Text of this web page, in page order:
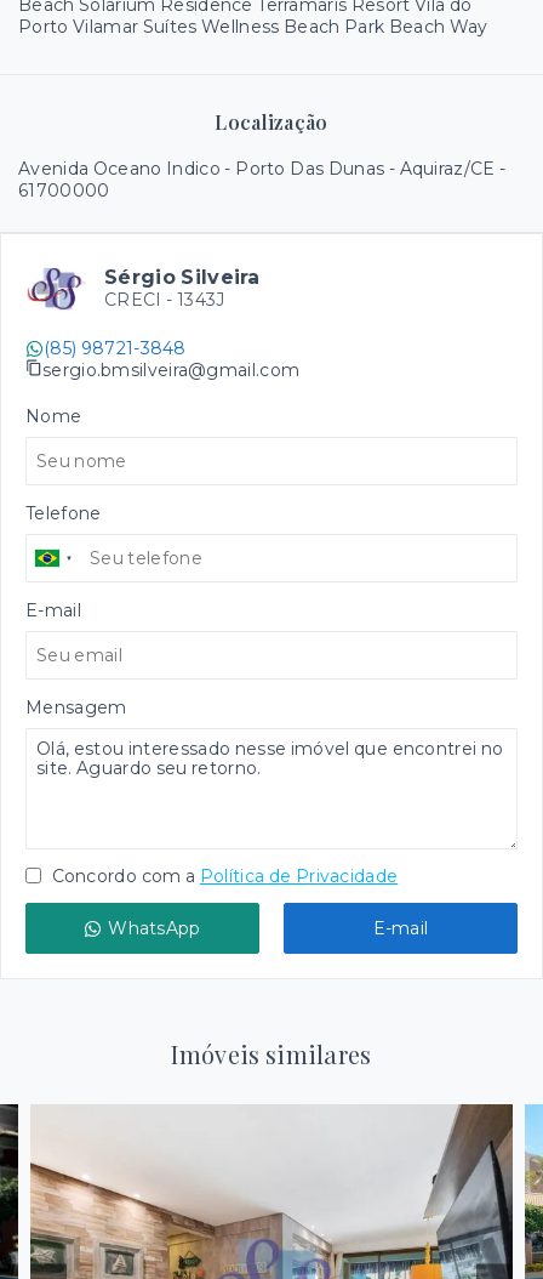
Beach Solarium Residence Terramaris Resort Vila do
Porto Vilamar Suítes Wellness Beach Park Beach Way
Localização
Avenida Oceano Indico - Porto Das Dunas - Aquiraz/CE -
61700000
Sérgio Silveira
CRECI - 1343J
(85) 98721-3848
sergio.bmsilveira@gmail.com
Nome
Telefone
E-mail
Mensagem
Concordo com a Política de Privacidade
WhatsApp E-mail
Imóveis similares